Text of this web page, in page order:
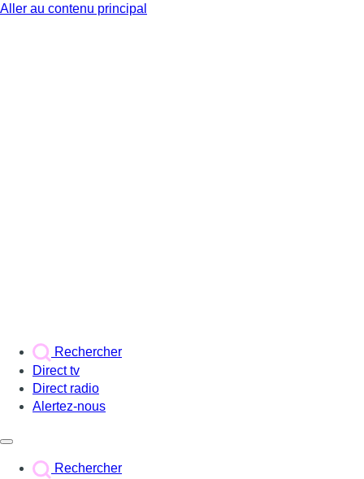
Aller au contenu principal
Rechercher
Direct tv
Direct radio
Alertez-nous
Rechercher